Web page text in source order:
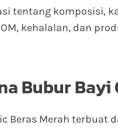
tentang komposisi,
kehalalan, dan
Bubur Bayi
Beras Merah terbuat